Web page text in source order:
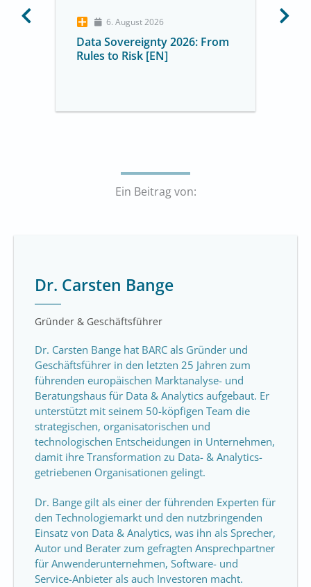
6. August 2026
Data Sovereignty 2026: From
Rules to Risk [EN]
Ein Beitrag von:
Dr. Carsten Bange
Gründer & Geschäftsführer
Dr. Carsten Bange hat BARC als Gründer und
Geschäftsführer in den letzten 25 Jahren zum
führenden europäischen Marktanalyse- und
Beratungshaus für Data & Analytics aufgebaut. Er
unterstützt mit seinem 50-köpfigen Team die
strategischen, organisatorischen und
technologischen Entscheidungen in Unternehmen,
damit ihre Transformation zu Data- & Analytics-
getriebenen Organisationen gelingt.
Dr. Bange gilt als einer der führenden Experten für
den Technologiemarkt und den nutzbringenden
Einsatz von Data & Analytics, was ihn als Sprecher,
Autor und Berater zum gefragten Ansprechpartner
für Anwenderunternehmen, Software- und
Service-Anbieter als auch Investoren macht.